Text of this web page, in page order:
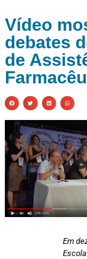
Vídeo
debates
de
Em